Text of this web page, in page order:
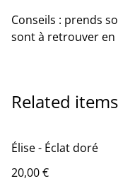
Conseils : prends
sont à retrouver en
Related items
Élise - Éclat doré
20,00 €